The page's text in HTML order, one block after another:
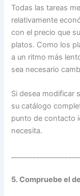
Todas las tareas
relativamente
con el precio que
platos. Como los
a un ritmo más
sea necesario
Si desea modificar
su catálogo
punto de contacto
necesita.
5. Compruebe el